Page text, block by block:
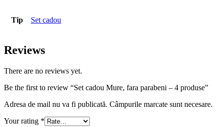
Tip Set cadou
Reviews
There are no reviews yet.
Be the first to review “Set cadou Mure, fara parabeni – 4 produse”
Adresa de mail nu va fi publicată. Câmpurile marcate sunt necesare.
Your rating *